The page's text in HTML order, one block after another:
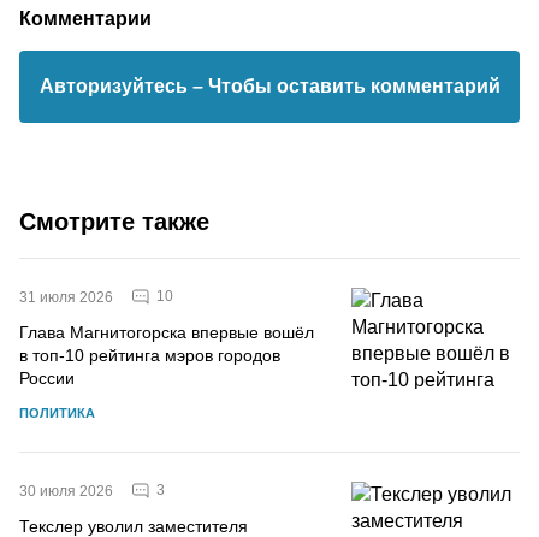
Комментарии
Авторизуйтесь – Чтобы оставить комментарий
Смотрите также
31 июля 2026 10
Глава Магнитогорска впервые вошёл
в топ-10 рейтинга мэров городов
России
ПОЛИТИКА
30 июля 2026 3
Текслер уволил заместителя